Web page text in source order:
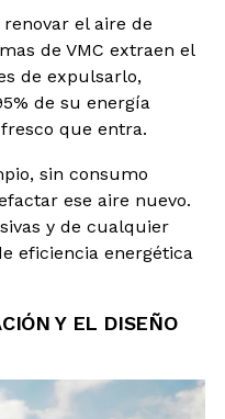
el aire de
de VMC extraen el
de expulsarlo,
de su energía
que entra.
sin consumo
ese aire nuevo.
y de cualquier
eficiencia energética
Y EL DISEÑO